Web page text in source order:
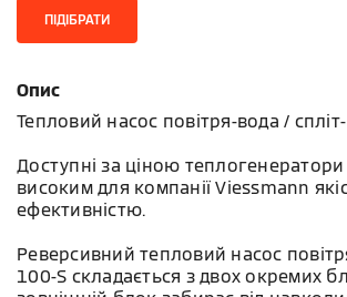
ПІДІБРАТИ
Опис
Тепловий насос повітря-вода /
Доступні за ціною
високим для компанії Viessmann
ефективністю.
Реверсивний тепловий насос
100-S складається з двох окремих